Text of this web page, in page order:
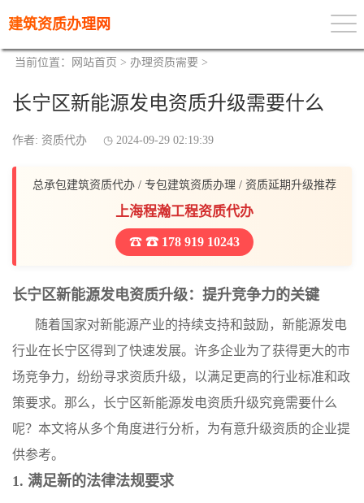
建筑资质办理网
当前位置： 网站首页 > 办理资质需要 >
长宁区新能源发电资质升级需要什么
作者: 资质代办 2024-09-29 02:19:39
总承包建筑资质代办 / 专包建筑资质办理 / 资质延期升级推荐
上海程瀚工程资质代办
☎ 178 919 10243
长宁区新能源发电资质升级：提升竞争力的关键
随着国家对新能源产业的持续支持和鼓励，新能源发电
行业在长宁区得到了快速发展。许多企业为了获得更大的市
场竞争力，纷纷寻求资质升级，以满足更高的行业标准和政
策要求。那么，长宁区新能源发电资质升级究竟需要什么
呢？本文将从多个角度进行分析，为有意升级资质的企业提
供参考。
1. 满足新的法律法规要求